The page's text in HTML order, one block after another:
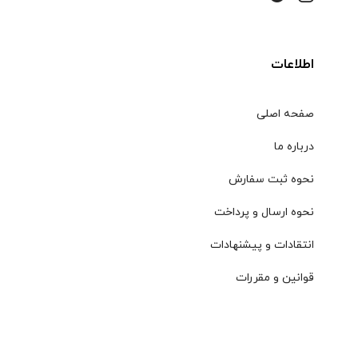
اطلاعات
صفحه اصلی
درباره ما
نحوه ثبت سفارش
نحوه ارسال و پرداخت
انتقادات و پیشنهادات
قوانین و مقررات